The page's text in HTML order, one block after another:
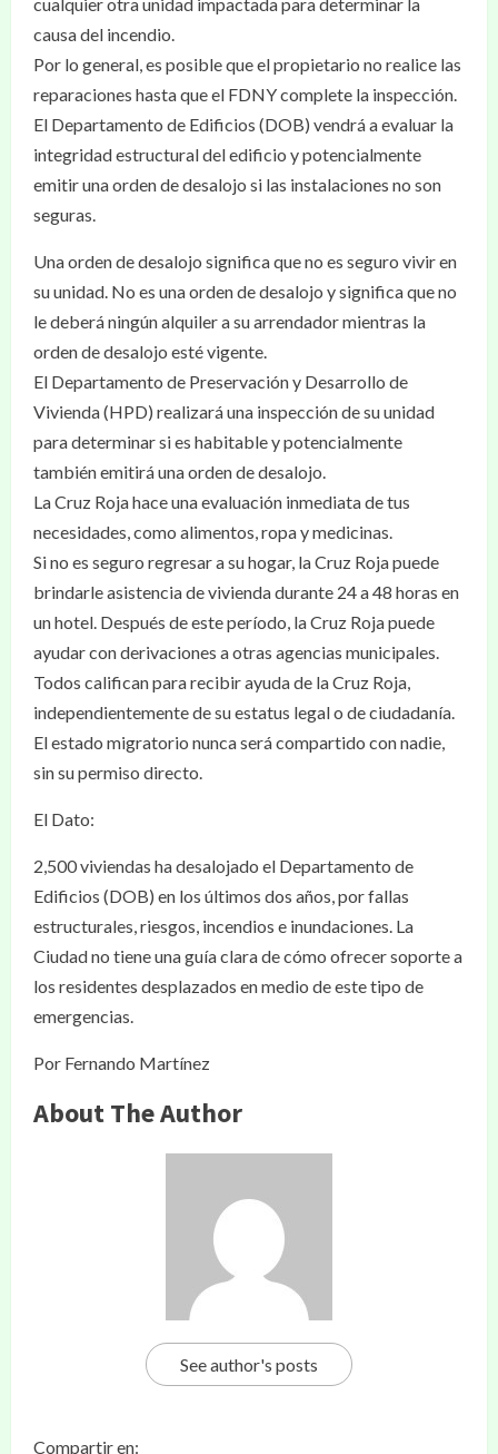
causa del incendio.
Por lo general, es posible que el propietario no realice las
reparaciones hasta que el FDNY complete la inspección.
El Departamento de Edificios (DOB) vendrá a evaluar la
integridad estructural del edificio y potencialmente
emitir una orden de desalojo si las instalaciones no son
seguras.
Una orden de desalojo significa que no es seguro vivir en
su unidad. No es una orden de desalojo y significa que no
le deberá ningún alquiler a su arrendador mientras la
orden de desalojo esté vigente.
El Departamento de Preservación y Desarrollo de
Vivienda (HPD) realizará una inspección de su unidad
para determinar si es habitable y potencialmente
también emitirá una orden de desalojo.
La Cruz Roja hace una evaluación inmediata de tus
necesidades, como alimentos, ropa y medicinas.
Si no es seguro regresar a su hogar, la Cruz Roja puede
brindarle asistencia de vivienda durante 24 a 48 horas en
un hotel. Después de este período, la Cruz Roja puede
ayudar con derivaciones a otras agencias municipales.
Todos califican para recibir ayuda de la Cruz Roja,
independientemente de su estatus legal o de ciudadanía.
El estado migratorio nunca será compartido con nadie,
sin su permiso directo.
El Dato:
2,500 viviendas ha desalojado el Departamento de
Edificios (DOB) en los últimos dos años, por fallas
estructurales, riesgos, incendios e inundaciones. La
Ciudad no tiene una guía clara de cómo ofrecer soporte a
los residentes desplazados en medio de este tipo de
emergencias.
Por Fernando Martínez
About The Author
See author's posts
Compartir en: